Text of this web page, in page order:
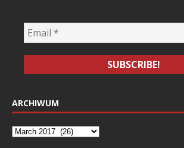
ARCHIWUM